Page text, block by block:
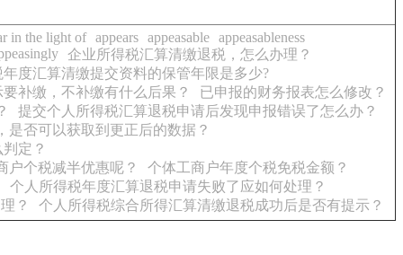
in the light of appears appeasable appeasableness
企业所得税汇算清缴退税，怎么办理？
度汇算清缴提交资料的保管年限是多少?
补缴，不补缴有什么后果？
已申报的财务报表怎么修改？
提交个人所得税汇算退税申请后发现申报错误了怎么办？
否可以获取到更正后的数据？
定？
户个税减半优惠呢？
个体工商户年度个税免税金额？
个人所得税年度汇算退税申请失败了应如何处理？
？ 个人所得税综合所得汇算清缴退税成功后是否有提示？